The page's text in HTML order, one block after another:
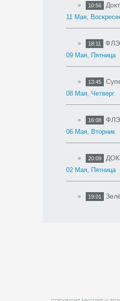
10:56
11 Мая,
18:11
09 Мая, Пятница
13:45
08 Мая, Четверг
16:08
06 Мая, Вторник
20:09
02 Мая, Пятница
19:01